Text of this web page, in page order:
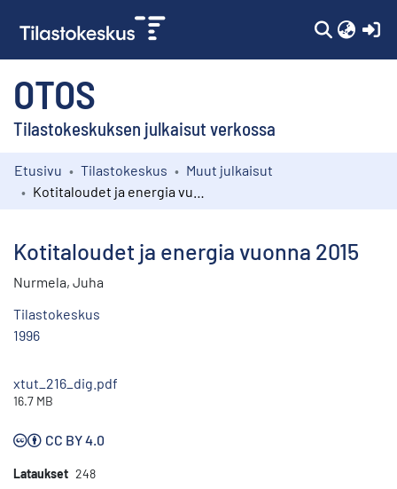
OTOS
Tilastokeskuksen julkaisut verkossa
Kokoelmat
Etusivu Tilastokeskus
Muut julkaisut
Kotitaloudet ja energia vuonna 2015
Nurmela, Juha
Tilastokeskus
1996
xtut_216_dig.pdf
16.7 MB
CC BY 4.0
Lataukset 248